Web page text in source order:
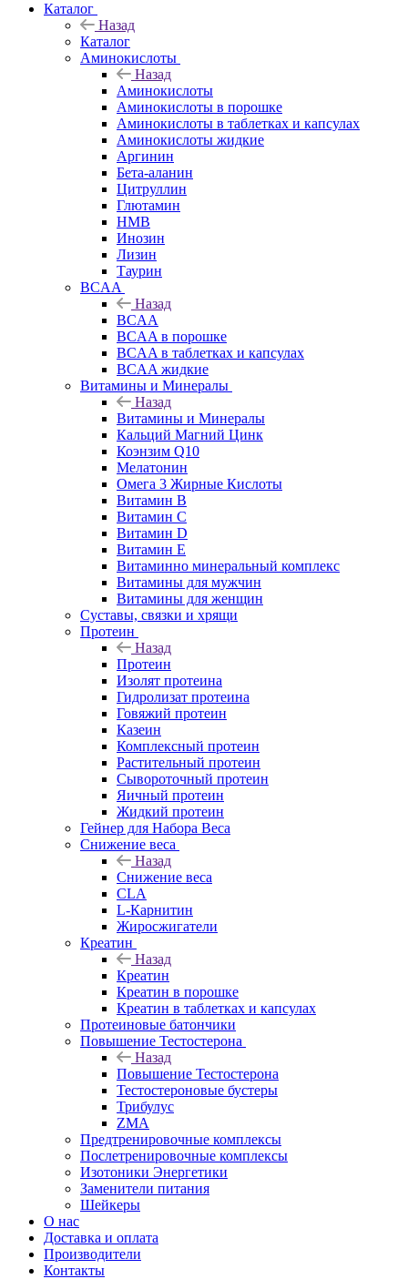
Каталог
Назад
Каталог
Аминокислоты
Назад
Аминокислоты
Аминокислоты в порошке
Аминокислоты в таблетках и капсулах
Аминокислоты жидкие
Аргинин
Бета-аланин
Цитруллин
Глютамин
HMB
Инозин
Лизин
Таурин
BCAA
Назад
BCAA
BCAA в порошке
BCAA в таблетках и капсулах
BCAA жидкие
Витамины и Минералы
Назад
Витамины и Минералы
Кальций Магний Цинк
Коэнзим Q10
Мелатонин
Омега 3 Жирные Кислоты
Витамин B
Витамин C
Витамин D
Витамин E
Витаминно минеральный комплекс
Витамины для мужчин
Витамины для женщин
Суставы, связки и хрящи
Протеин
Назад
Протеин
Изолят протеина
Гидролизат протеина
Говяжий протеин
Казеин
Комплексный протеин
Растительный протеин
Сывороточный протеин
Яичный протеин
Жидкий протеин
Гейнер для Набора Веса
Снижение веса
Назад
Снижение веса
CLA
L-Карнитин
Жиросжигатели
Креатин
Назад
Креатин
Креатин в порошке
Креатин в таблетках и капсулах
Протеиновые батончики
Повышение Тестостерона
Назад
Повышение Тестостерона
Тестостероновые бустеры
Трибулус
ZMA
Предтренировочные комплексы
Послетренировочные комплексы
Изотоники Энергетики
Заменители питания
Шейкеры
О нас
Доставка и оплата
Производители
Контакты